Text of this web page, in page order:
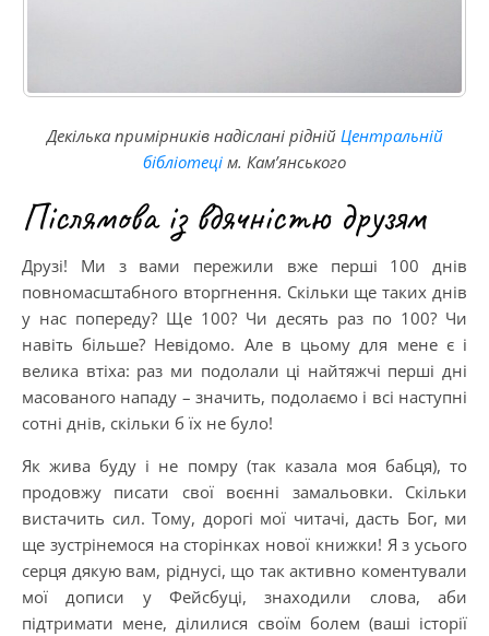
Декілька примірників надіслані рідній Центральній
бібліотеці м. Кам’янського
Післямова із вдячністю друзям
Друзі! Ми з вами пережили вже перші 100 днів
повномасштабного вторгнення. Скільки ще таких днів
у нас попереду? Ще 100? Чи десять раз по 100? Чи
навіть більше? Невідомо. Але в цьому для мене є і
велика втіха: раз ми подолали ці найтяжчі перші дні
масованого нападу – значить, подолаємо і всі наступні
сотні днів, скільки б їх не було!
Як жива буду і не помру (так казала моя бабця), то
продовжу писати свої воєнні замальовки. Скільки
вистачить сил. Тому, дорогі мої читачі, дасть Бог, ми
ще зустрінемося на сторінках нової книжки! Я з усього
серця дякую вам, ріднусі, що так активно коментували
мої дописи у Фейсбуці, знаходили слова, аби
підтримати мене, ділилися своїм болем (ваші історії